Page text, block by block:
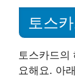
토스
토스카드의
요해요. 아